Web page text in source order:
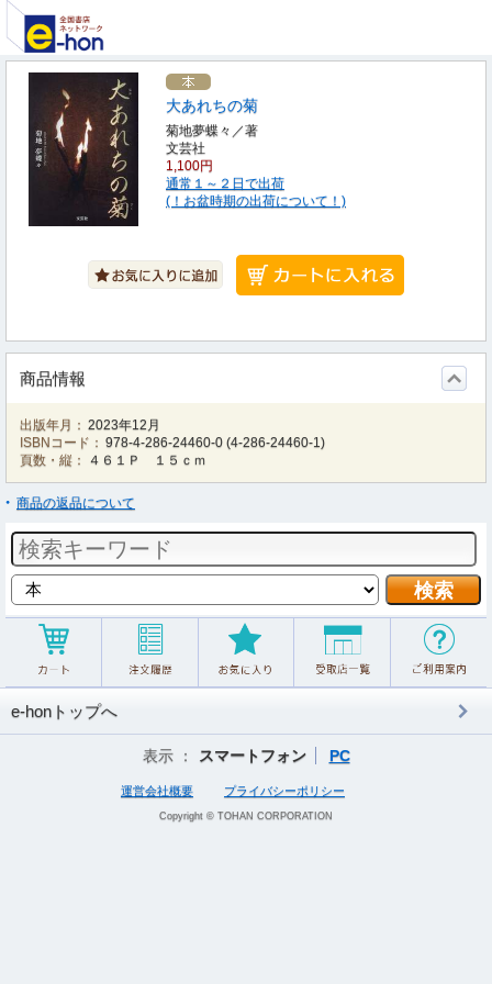
大あれちの菊
菊地夢蝶々／著
文芸社
1,100円
通常１～２日で出荷
(！お盆時期の出荷について！)
商品情報
出版年月： 2023年12月
ISBNコード： 978-4-286-24460-0 (4-286-24460-1)
頁数・縦：
４６１Ｐ １５ｃｍ
商品の返品について
e-honトップへ
表示 ： スマートフォン PC
運営会社概要 プライバシーポリシー
Copyright © TOHAN CORPORATION